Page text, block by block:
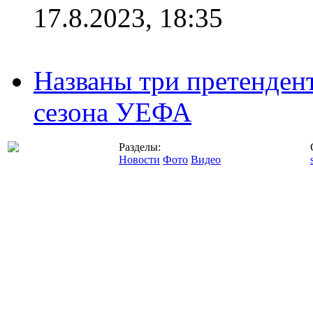
17.8.2023, 18:35
Названы три
сезона УЕФА
Разделы:
Новости Фото Видео